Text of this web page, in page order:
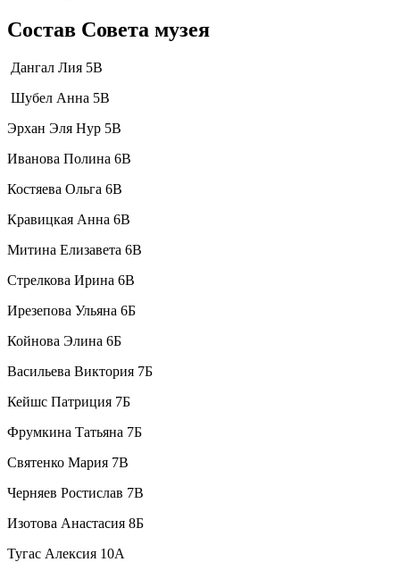
Состав Совета музея
Дангал Лия 5В
Шубел Анна 5В
Эрхан Эля Нур 5В
Иванова Полина 6В
Костяева Ольга 6В
Кравицкая Анна 6В
Митина Елизавета 6В
Стрелкова Ирина 6В
Ирезепова Ульяна 6Б
Койнова Элина 6Б
Васильева Виктория 7Б
Кейшс Патриция 7Б
Фрумкина Татьяна 7Б
Святенко Мария 7В
Черняев Ростислав 7В
Изотова Анастасия 8Б
Тугас Алексия 10А